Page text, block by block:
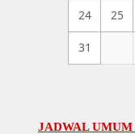
24 25
31
JADWAL UMUM